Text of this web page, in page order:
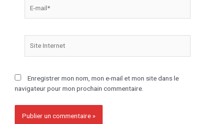
Enregistrer mon nom, mon e-mail et mon site dans le
navigateur pour mon prochain commentaire.